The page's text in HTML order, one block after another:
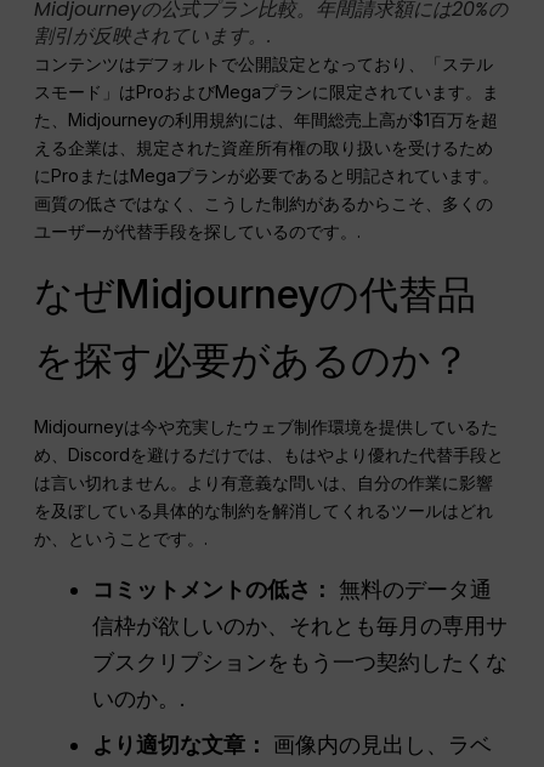
Midjourneyの公式プラン比較。年間請求額には20%の
割引が反映されています。.
コンテンツはデフォルトで公開設定となっており、「ステル
スモード」はProおよびMegaプランに限定されています。ま
た、Midjourneyの利用規約には、年間総売上高が$1百万を超
える企業は、規定された資産所有権の取り扱いを受けるため
にProまたはMegaプランが必要であると明記されています。
画質の低さではなく、こうした制約があるからこそ、多くの
ユーザーが代替手段を探しているのです。.
なぜMidjourneyの代替品
を探す必要があるのか？
Midjourneyは今や充実したウェブ制作環境を提供しているた
め、Discordを避けるだけでは、もはやより優れた代替手段と
は言い切れません。より有意義な問いは、自分の作業に影響
を及ぼしている具体的な制約を解消してくれるツールはどれ
か、ということです。.
コミットメントの低さ： 無料のデータ通
信枠が欲しいのか、それとも毎月の専用サ
ブスクリプションをもう一つ契約したくな
いのか。.
より適切な文章：
画像内の見出し、ラベ